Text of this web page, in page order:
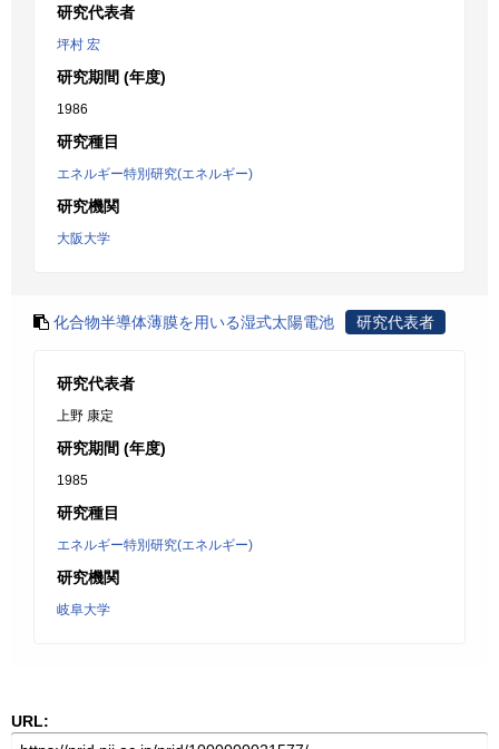
研究代表者
坪村 宏
研究期間 (年度)
1986
研究種目
エネルギー特別研究(エネルギー)
研究機関
大阪大学
化合物半導体薄膜を用いる湿式太陽電池 研究代表者
研究代表者
上野 康定
研究期間 (年度)
1985
研究種目
エネルギー特別研究(エネルギー)
研究機関
岐阜大学
URL: